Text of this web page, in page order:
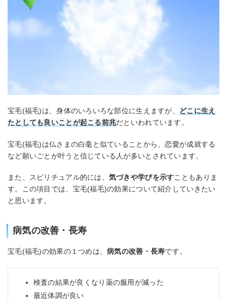
宝毛(福毛)は、身体のいろいろな部位に生えますが、
どこに生え
たとしても良いことが起こる前兆だといわれています。
宝毛(福毛)は仏さまの白毫と似ていることから、恋愛が成就する
など願いごとが叶うと信じている人が多いとされています。
また、スピリチュアル的には、 気づきや学びを示すこともありま
す。この項目では、宝毛(福毛)の効果について紹介していきたい
と思います。
病気の改善・長寿
宝毛(福毛)の効果の１つめは、病気の改善・長寿です。
検査の結果が良くなり薬の服用が減った
最近体調が良い